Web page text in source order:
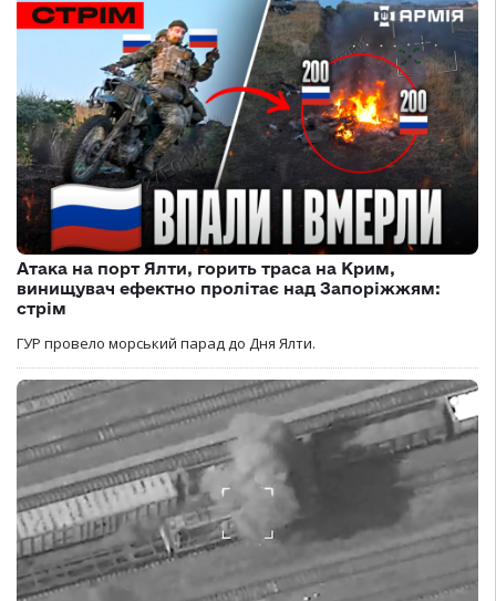
Атака на порт Ялти, горить траса на Крим,
винищувач ефектно пролітає над Запоріжжям:
стрім
ГУР провело морський парад до Дня Ялти.